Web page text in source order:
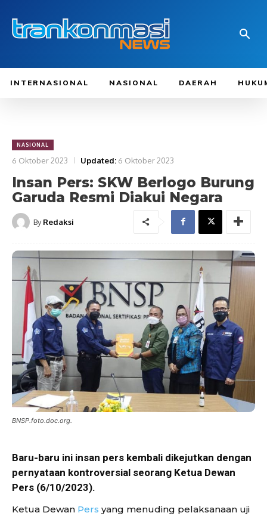
INTERNASIONAL NASIONAL DAERAH
NASIONAL
6 Oktober 2023 Updated: 6 Oktober 2023
Insan Pers: SKW Berlogo Burung
Garuda Resmi Diakui Negara
By Redaksi
BNSP.foto.doc.org.
Baru-baru ini insan pers kembali dikejutkan dengan
pernyataan kontroversial seorang Ketua Dewan
Pers (6/10/2023).
Ketua Dewan Pers yang menuding pelaksanaan uji